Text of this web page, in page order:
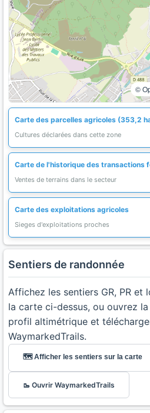
©
Carte des parcelles agricoles (353,2
Cultures déclarées dans cette zone
Carte de l'historique des transactions
Ventes de terrains dans le secteur
Carte des exploitations agricoles
Sieges d'exploitations proches
Sentiers de randonnée
Affichez les sentiers GR, PR et
la carte ci-dessus, ou ouvrez
profil altimétrique et
WaymarkedTrails.
🗺️ Afficher les sentiers sur la carte
🥾 Ouvrir WaymarkedTrails